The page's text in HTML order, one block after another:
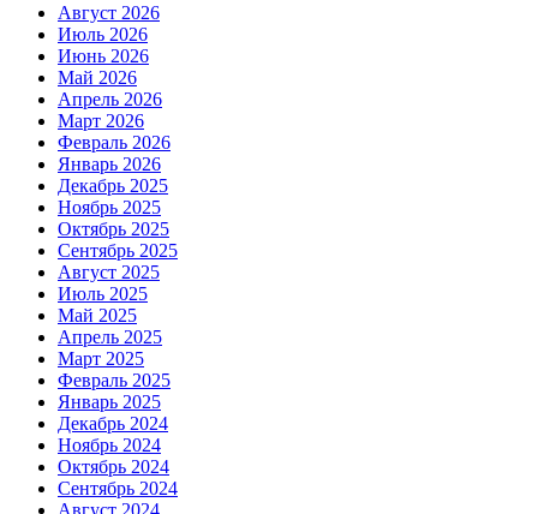
Август 2026
Июль 2026
Июнь 2026
Май 2026
Апрель 2026
Март 2026
Февраль 2026
Январь 2026
Декабрь 2025
Ноябрь 2025
Октябрь 2025
Сентябрь 2025
Август 2025
Июль 2025
Май 2025
Апрель 2025
Март 2025
Февраль 2025
Январь 2025
Декабрь 2024
Ноябрь 2024
Октябрь 2024
Сентябрь 2024
Август 2024